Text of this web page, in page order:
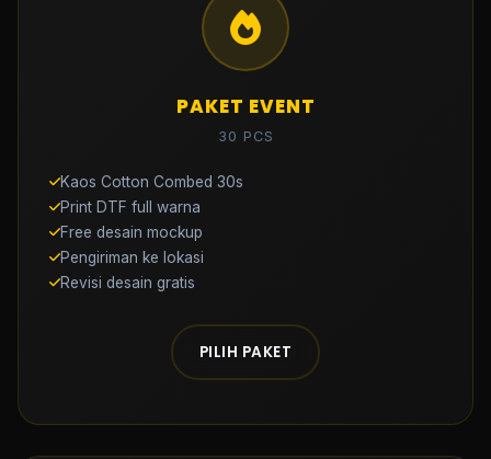
PAKET EVENT
30 PCS
Kaos Cotton Combed 30s
Print DTF full warna
Free desain mockup
Pengiriman ke lokasi
Revisi desain gratis
PILIH PAKET